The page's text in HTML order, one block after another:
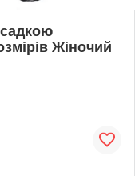
Жіночий